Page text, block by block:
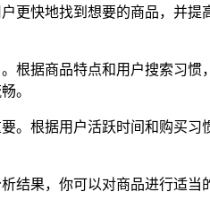
更快地找到想要的商品，并提
根据商品特点和用户搜索习惯
。
。根据用户活跃时间和购买习
结果，你可以对商品进行适当